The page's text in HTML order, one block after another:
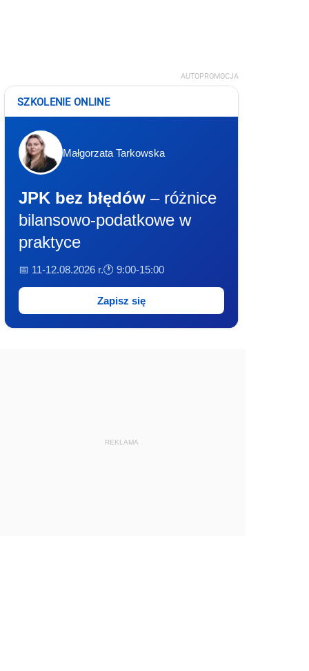
AUTOPROMOCJA
SZKOLENIE ONLINE
Małgorzata Tarkowska
JPK bez błędów – różnice
bilansowo-podatkowe w
praktyce
📅 11-12.08.2026 r.🕐 9:00-15:00
Zapisz się
REKLAMA